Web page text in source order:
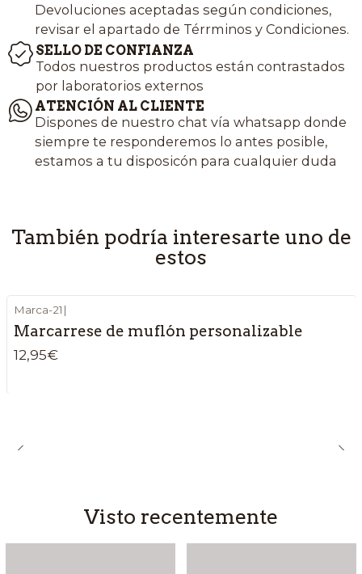
Devoluciones aceptadas según condiciones,
revisar el apartado de Térrminos y Condiciones.
SELLO DE CONFIANZA
Todos nuestros productos están contrastados
por laboratorios externos
ATENCIÓN AL CLIENTE
Dispones de nuestro chat vía whatsapp donde
siempre te responderemos lo antes posible,
estamos a tu disposicón para cualquier duda
También podría interesarte uno de
estos
Marca-21 |
Marcarrese de muflón personalizable
12,95€
Visto recentemente